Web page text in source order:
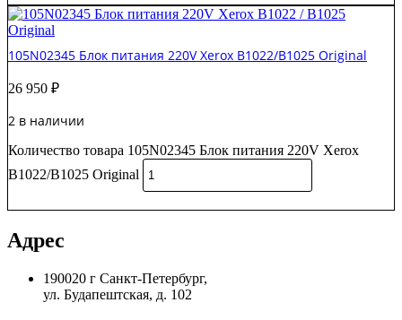
105N02345 Блок питания 220V Xerox B1022/B1025 Original
26 950 ₽
2 в наличии
Количество товара 105N02345 Блок питания 220V Xerox
B1022/B1025 Original
Адрес
190020 г Санкт-Петербург,
ул. Будапештская, д. 102